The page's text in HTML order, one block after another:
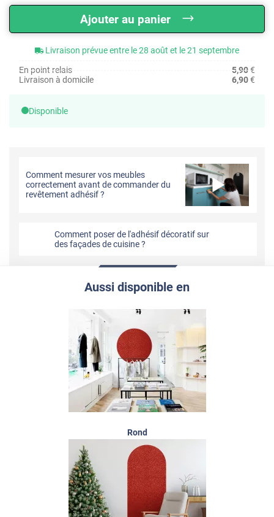
Ajouter au panier
Livraison prévue entre le 28 août et le 21 septembre
En point relais
5,90€
Livraison à domicile
6,90€
Disponible
Comment mesurer vos meubles
correctement avant de commander du
revêtement adhésif ?
Comment poser de l'adhésif décoratif sur
des façades de cuisine ?
Aussi disponible en
Rond